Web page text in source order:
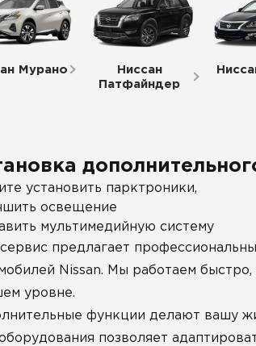
Мурано
Ниссан
Патфайндер
установить парктроники,
освещение
мультимедийную систему
предлагает
Nissan. Мы работаем
уровне.
функции делают вашу
позволяет